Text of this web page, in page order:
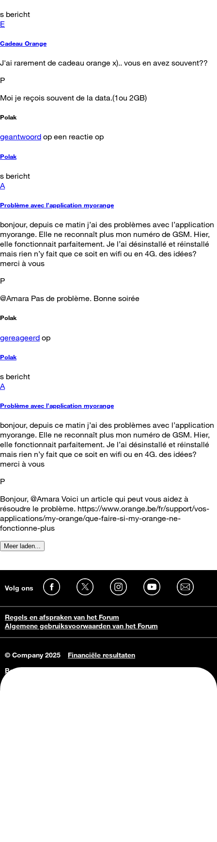
s bericht
E
Cadeau Orange
J'ai rarement de cadeau orange x).. vous en avez souvent??
P
Moi je reçois souvent de la data.(1ou 2GB)
Polak
geantwoord op een reactie op
Polak
s bericht
A
Problème avec l’application myorange
bonjour, depuis ce matin j’ai des problèmes avec l’application
myorange. Elle ne reconnaît plus mon numéro de GSM. Hier,
elle fonctionnait parfaitement. Je l’ai désinstallé et réinstallé
mais rien n’y fait que ce soit en wifi ou en 4G. des idées?
merci à vous
P
@Amara Pas de problème. Bonne soirée
Polak
gereageerd op
Polak
s bericht
A
Problème avec l’application myorange
bonjour, depuis ce matin j’ai des problèmes avec l’application
myorange. Elle ne reconnaît plus mon numéro de GSM. Hier,
elle fonctionnait parfaitement. Je l’ai désinstallé et réinstallé
mais rien n’y fait que ce soit en wifi ou en 4G. des idées?
merci à vous
P
Bonjour, @Amara Voici un article qui peut vous aidez à
résoudre le problème. https://www.orange.be/fr/support/vos-
applications/my-orange/que-faire-si-my-orange-ne-
fonctionne-plus
Meer laden...
Volg ons
Regels en afspraken van het Forum
Algemene gebruiksvoorwaarden van het Forum
© Company 2025
Financiële resultaten
Bedrijfsgegevens